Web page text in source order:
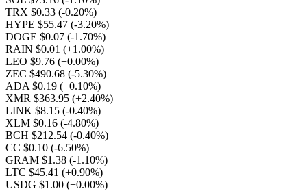
TRX $0.33 (-0.20%)
HYPE $55.47 (-3.20%)
DOGE $0.07 (-1.70%)
RAIN $0.01 (+1.00%)
LEO $9.76 (+0.00%)
ZEC $490.68 (-5.30%)
ADA $0.19 (+0.10%)
XMR $363.95 (+2.40%)
LINK $8.15 (-0.40%)
XLM $0.16 (-4.80%)
BCH $212.54 (-0.40%)
CC $0.10 (-6.50%)
GRAM $1.38 (-1.10%)
LTC $45.41 (+0.90%)
USDG $1.00 (+0.00%)